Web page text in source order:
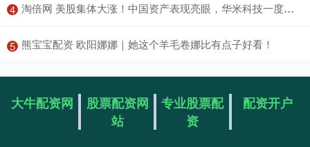
4 ​淘倍网 美股集体大涨！中国资产表现亮眼，华米科技一度涨超48%
5 ​熊宝宝配资 欧阳娜娜｜她这个羊毛卷娜比有点子好看！
大牛配资网
股票配资网
站
专业股票配
资
配资开户